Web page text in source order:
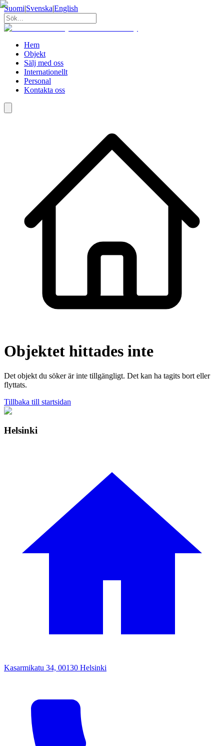
Suomi|Svenska|English
Hem
Objekt
Sälj med oss
Internationellt
Personal
Kontakta oss
Objektet hittades inte
Det objekt du söker är inte tillgängligt. Det kan ha tagits bort eller
flyttats.
Tillbaka till startsidan
Helsinki
Kasarmikatu 34, 00130 Helsinki